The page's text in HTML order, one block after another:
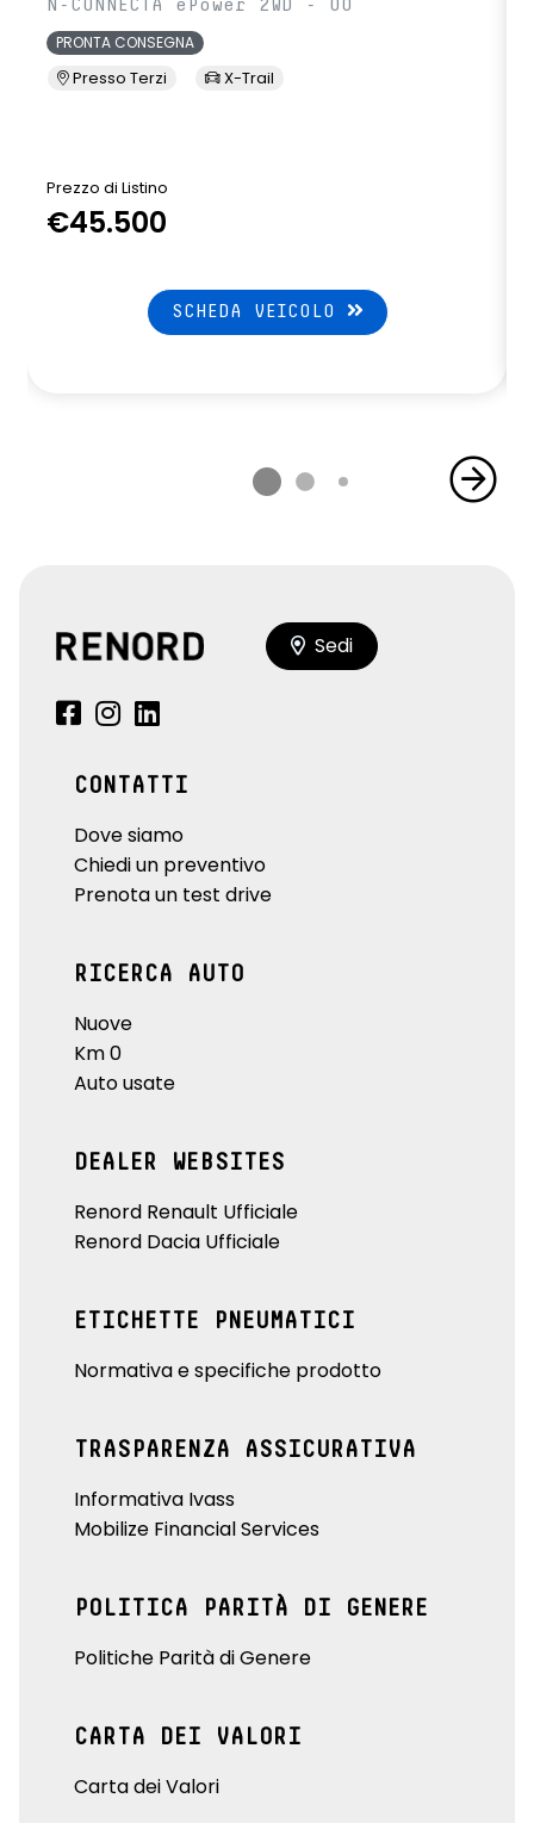
N-CONNECTA ePower 2WD - 00
PRONTA CONSEGNA
Presso Terzi X-Trail
Prezzo di Listino
€45.500
SCHEDA VEICOLO
Sedi
CONTATTI
Dove siamo
Chiedi un preventivo
Prenota un test drive
RICERCA AUTO
Nuove
Km 0
Auto usate
DEALER WEBSITES
Renord Renault Ufficiale
Renord Dacia Ufficiale
ETICHETTE PNEUMATICI
Normativa e specifiche prodotto
TRASPARENZA ASSICURATIVA
Informativa Ivass
Mobilize Financial Services
POLITICA PARITÀ DI GENERE
Politiche Parità di Genere
CARTA DEI VALORI
Carta dei Valori